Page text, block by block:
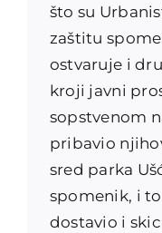
što su
zaštitu
ostvaruje i
kroji javni
sopstvenom
pribavio
sred parka
spomenik, i
dostavio i